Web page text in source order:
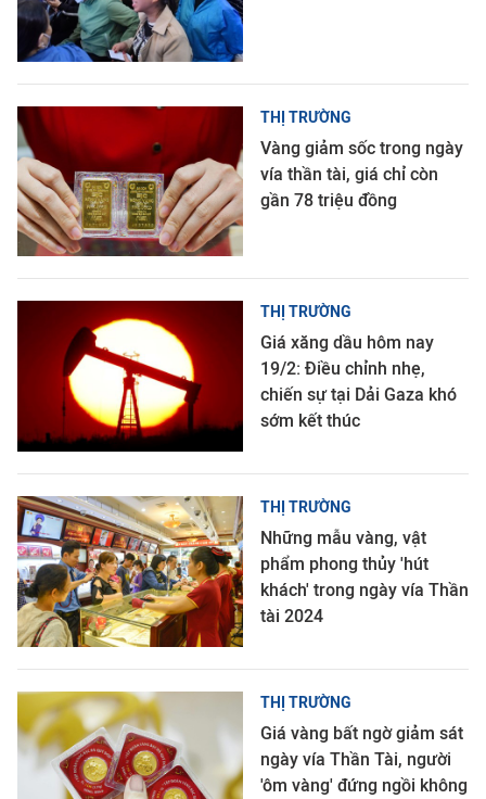
THỊ TRƯỜNG
Vàng giảm sốc trong ngày
vía thần tài, giá chỉ còn
gần 78 triệu đồng
THỊ TRƯỜNG
Giá xăng dầu hôm nay
19/2: Điều chỉnh nhẹ,
chiến sự tại Dải Gaza khó
sớm kết thúc
THỊ TRƯỜNG
Những mẫu vàng, vật
phẩm phong thủy 'hút
khách' trong ngày vía Thần
tài 2024
THỊ TRƯỜNG
Giá vàng bất ngờ giảm sát
ngày vía Thần Tài, người
'ôm vàng' đứng ngồi không